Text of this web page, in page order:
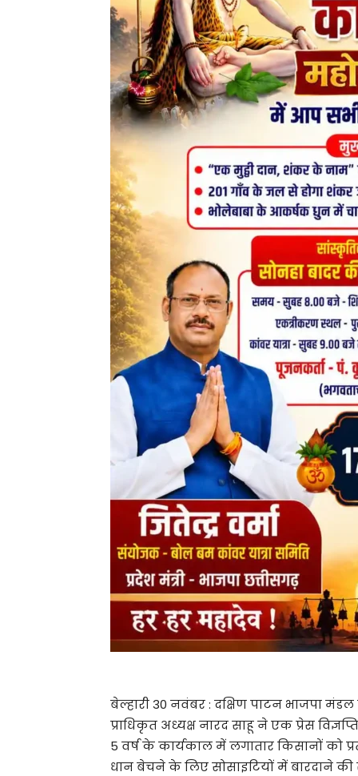
बेल्हारी 30 नवंबर : दक्षिण पाटन भाजपा
प्राधिकृत अध्यक्ष नारद साहू ने एक प्रेस
5 वर्ष के कार्यकाल में लगातार किसानों को
धान बेचने के लिए सोसाइटियों में बारदाने